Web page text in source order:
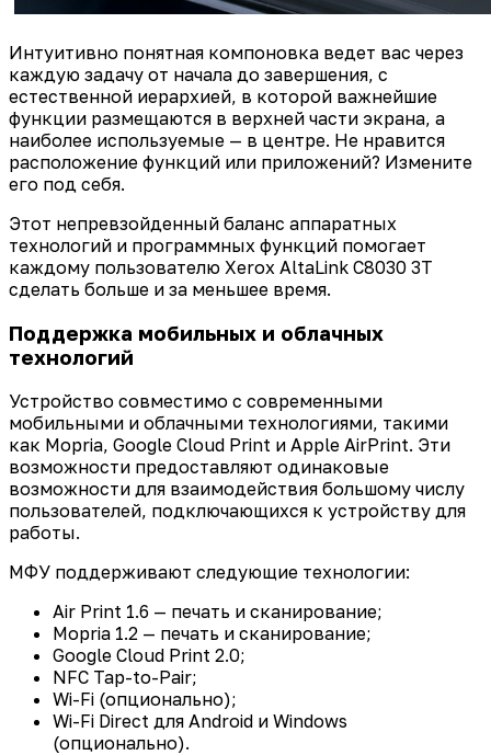
Интуитивно понятная компоновка ведет вас через
каждую задачу от начала до завершения, с
естественной иерархией, в которой важнейшие
функции размещаются в верхней части экрана, а
наиболее используемые — в центре. Не нравится
расположение функций или приложений? Измените
его под себя.
Этот непревзойденный баланс аппаратных
технологий и программных функций помогает
каждому пользователю Xerox AltaLink C8030 3T
сделать больше и за меньшее время.
Поддержка мобильных и облачных
технологий
Устройство совместимо с современными
мобильными и облачными технологиями, такими
как Mopria, Google Cloud Print и Apple AirPrint. Эти
возможности предоставляют одинаковые
возможности для взаимодействия большому числу
пользователей, подключающихся к устройству для
работы.
МФУ поддерживают следующие технологии:
Air Print 1.6 — печать и сканирование;
Mopria 1.2 — печать и сканирование;
Google Cloud Print 2.0;
NFC Tap-to-Pair;
Wi-Fi (опционально);
Wi-Fi Direct для Android и Windows
(опционально).